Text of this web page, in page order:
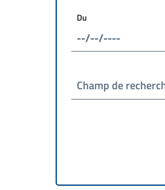
Du
Champ de